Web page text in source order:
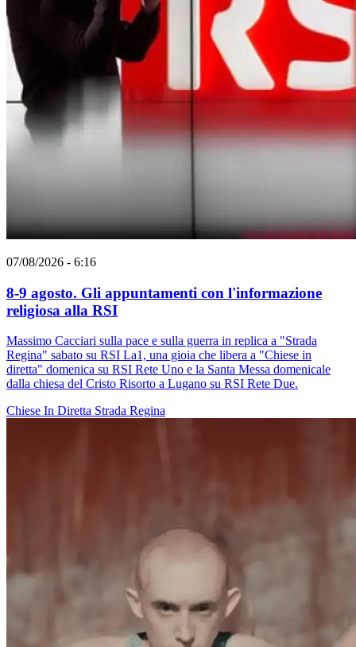
07/08/2026 - 6:16
8-9 agosto. Gli appuntamenti con l'informazione
religiosa alla RSI
Massimo Cacciari sulla pace e sulla guerra in replica a "Strada
Regina" sabato su RSI La1, una gioia che libera a "Chiese in
diretta" domenica su RSI Rete Uno e la Santa Messa domenicale
dalla chiesa del Cristo Risorto a Lugano su RSI Rete Due.
Chiese In Diretta Strada Regina